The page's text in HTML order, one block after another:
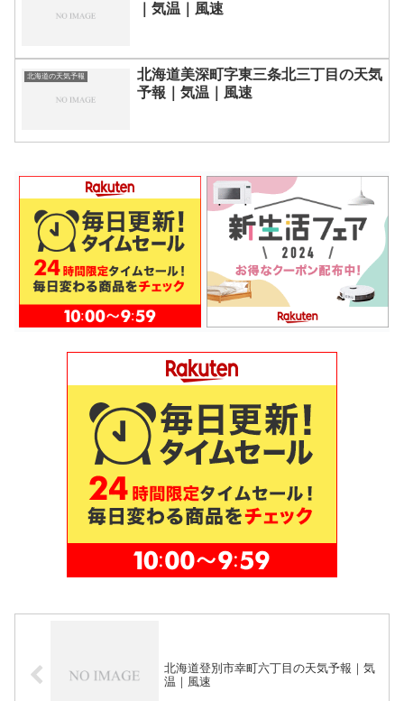
｜気温｜風速
北海道の天気予報
北海道美深町字東三条北三丁目の天気
予報｜気温｜風速
北海道登別市幸町六丁目の天気予報｜気
温｜風速